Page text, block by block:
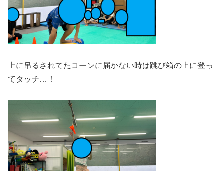
上に吊るされてたコーンに届かない時は跳び箱の上に登っ
てタッチ…！